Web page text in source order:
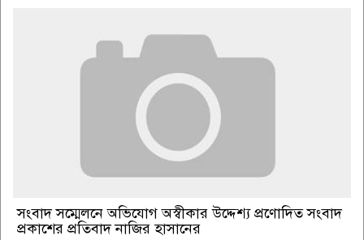
সংবাদ সম্মেলনে অভিযোগ অস্বীকার উদ্দেশ্য প্রণোদিত সংবাদ
প্রকাশের প্রতিবাদ নাজির হাসানের